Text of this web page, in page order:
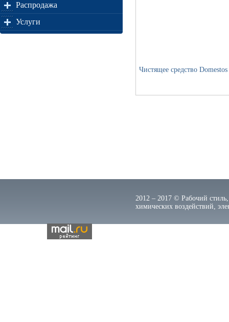
Распродажа
Услуги
Чистящее средство Domestos
2012 – 2017 © Рабочий
химических воздействий,